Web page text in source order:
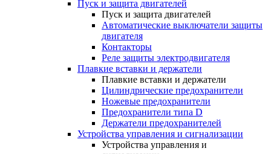
Пуск и защита двигателей
Пуск и защита двигателей
Автоматические выключатели защиты
двигателя
Контакторы
Реле защиты электродвигателя
Плавкие вставки и держатели
Плавкие вставки и держатели
Цилиндрические предохранители
Ножевые предохранители
Предохранители типа D
Держатели предохранителей
Устройства управления и сигнализации
Устройства управления и